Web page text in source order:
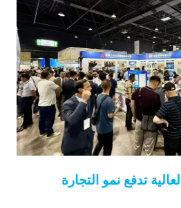
تدفع نمو التجارة